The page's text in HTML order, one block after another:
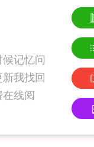
记忆问
我找回
线阅